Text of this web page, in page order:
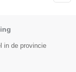
in de provincie